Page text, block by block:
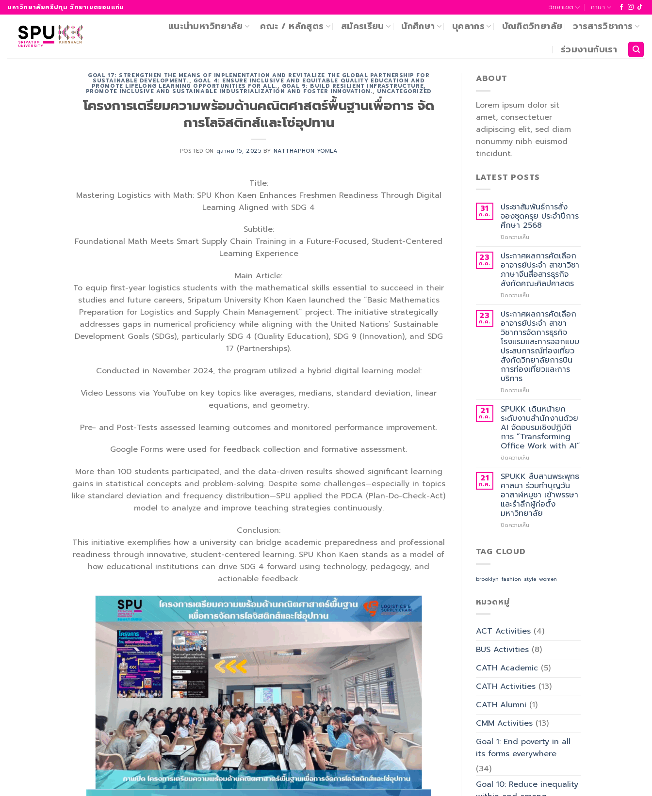
ข้าม
ไป
เนื้อหา
มหาวิทยาลัยศรีปทุม วิทยาเขตขอนแก่น วิทยาเขต ภาษา
แนะนำมหาวิทยาลัย คณะ / หลักสูตร สมัครเรียน นักศึกษา บุคลากร บัณฑิตวิทยาลัย
วารสารวิชาการ
ร่วมงานกับเรา
GOAL 17: STRENGTHEN THE MEANS OF IMPLEMENTATION AND REVITALIZE THE GLOBAL PARTNERSHIP FOR
SUSTAINABLE DEVELOPMENT., GOAL 4: ENSURE INCLUSIVE AND EQUITABLE QUALITY EDUCATION AND
PROMOTE LIFELONG LEARNING OPPORTUNITIES FOR ALL., GOAL 9: BUILD RESILIENT INFRASTRUCTURE,
PROMOTE INCLUSIVE AND SUSTAINABLE INDUSTRIALIZATION AND FOSTER INNOVATION., UNCATEGORIZED
โครงการเตรียมความพร้อมด้านคณิตศาสตร์พื้นฐานเพื่อการ จัด
การโลจิสติกส์และโซ่อุปทาน
POSTED ON ตุลาคม 15, 2025 BY NATTHAPHON YOMLA
Title:
Mastering Logistics with Math: SPU Khon Kaen Enhances Freshmen Readiness Through Digital
Learning Aligned with SDG 4
Subtitle:
Foundational Math Meets Smart Supply Chain Training in a Future-Focused, Student-Centered
Learning Experience
Main Article:
To equip first-year logistics students with the mathematical skills essential to succeed in their
studies and future careers, Sripatum University Khon Kaen launched the “Basic Mathematics
Preparation for Logistics and Supply Chain Management” project. The initiative strategically
addresses gaps in numerical proficiency while aligning with the United Nations’ Sustainable
Development Goals (SDGs), particularly SDG 4 (Quality Education), SDG 9 (Innovation), and SDG
17 (Partnerships).
Conducted in November 2024, the program utilized a hybrid digital learning model:
Video Lessons via YouTube on key topics like averages, medians, standard deviation, linear
equations, and geometry.
Pre- and Post-Tests assessed learning outcomes and monitored performance improvement.
Google Forms were used for feedback collection and formative assessment.
More than 100 students participated, and the data-driven results showed significant learning
gains in statistical concepts and problem-solving. Despite some challenges—especially in topics
like standard deviation and frequency distribution—SPU applied the PDCA (Plan-Do-Check-Act)
model to analyze and improve teaching strategies continuously.
Conclusion:
This initiative exemplifies how a university can bridge academic preparedness and professional
readiness through innovative, student-centered learning. SPU Khon Kaen stands as a model of
how educational institutions can drive SDG 4 forward using technology, pedagogy, and
actionable feedback.
ABOUT
Lorem ipsum dolor sit
amet, consectetuer
adipiscing elit, sed diam
nonummy nibh euismod
tincidunt.
LATEST POSTS
31
ก.ค.
ประชาสัมพันธ์การสั่ง
จองชุดครุย ประจำปีการ
ศึกษา 2568
ปิดความเห็นบน
การ
สั่ง
จอง
ชุด
ครุย
ประจำ
การ
ศึกษา
2568
23
ก.ค.
ประกาศผลการคัดเลือก
อาจารย์ประจำ สาขาวิชา
ภาษาจีนสื่อสารธุรกิจ
สังกัดคณะศิลปศาสตร
ปิดความเห็นบน
ผล
การ
คัด
เลือก
อาจารย์
ประจำ
สาขา
วิชา
สื่อสาร
สังกัด
คณะ
ศิลป
ศาสตร
23
ก.ค.
ประกาศผลการคัดเลือก
อาจารย์ประจำ สาขา
วิชาการจัดการธุรกิจ
โรงแรมและการออกแบบ
ประสบการณ์ท่องเที่ยว
สังกัดวิทยาลัยการบิน
การท่องเที่ยวและการ
บริการ
ปิดความเห็นบน
ผล
การ
คัด
เลือก
อาจารย์
ประจำ
สาขา
จัดการ
ธุรกิจ
โรงแรม
และ
การ
ออกแบบ
การ
21
ก.ค.
SPUKK เดินหน้ายก
ระดับงานสำนักงานด้วย
AI จัดอบรมเชิงปฏิบัติ
การ “Transforming
Office Work with AI”
ปิดความเห็นบน
เดิน
หน้า
ยก
ระดับ
งาน
สำนักงาน
ด้วย
“Transforming
21
ก.ค.
SPUKK สืบสานพระพุทธ
ศาสนา ร่วมทำบุญวัน
อาสาฬหบูชา เข้าพรรษา
และรำลึกผู้ก่อตั้ง
มหาวิทยาลัย
ปิดความเห็นบน
วัน
ผู้
ตั้ง
TAG CLOUD
brooklyn fashion style women
หมวดหมู่
ACT Activities(4)
BUS Activities(8)
CATH Academic (5)
CATH Activities(13)
CATH Alumni (1)
CMM Activities(13)
Goal 1: End poverty in all
its forms everywhere
(34)
Goal 10: Reduce inequality